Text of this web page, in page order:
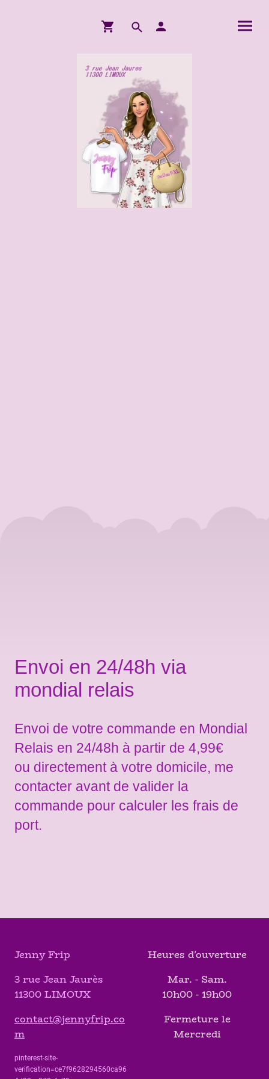
Envoi en 24/48h via
mondial relais
Envoi de votre commande en Mondial
Relais en 24/48h à partir de 4,99€
ou directement à votre domicile, me
contacter avant de valider la
commande pour calculer les frais de
port.
Jenny Frip
3 rue Jean Jaurès
11300 LIMOUX
contact@jennyfrip.co
m
pinterest-site-
verification=ce7f9628294560ca96
Heures d'ouverture
Mar. - Sam.
10h00 - 19h00
Fermeture le
Mercredi